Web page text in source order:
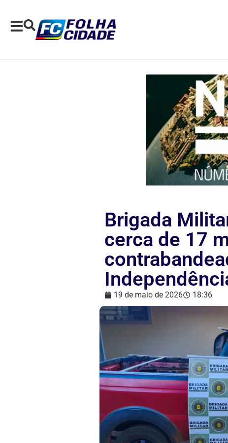
Brigada
cerca de 17
19 de maio de 2026 18:36